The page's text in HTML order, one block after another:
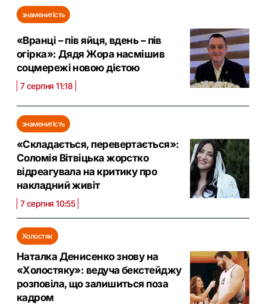
знаменитість
«Вранці – пів яйця, вдень – пів
огірка»: Дядя Жора насмішив
соцмережі новою дієтою
7 серпня 11:18
знаменитість
«Складається, перевертається»:
Соломія Вітвіцька жорстко
відреагувала на критику про
накладний живіт
7 серпня 10:55
Холостяк
Наталка Денисенко знову на
«Холостяку»: ведуча бекстейджу
розповіла, що залишиться поза
кадром